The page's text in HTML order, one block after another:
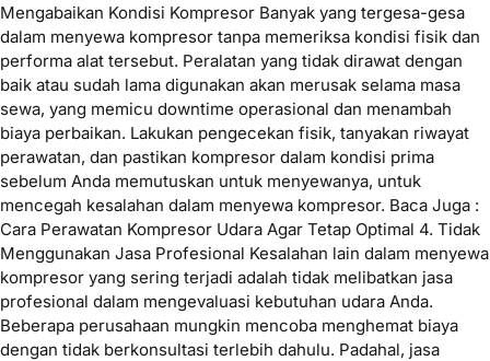
Mengabaikan Kondisi Kompresor Banyak yang tergesa-gesa
dalam menyewa kompresor tanpa memeriksa kondisi fisik dan
performa alat tersebut. Peralatan yang tidak dirawat dengan
baik atau sudah lama digunakan akan merusak selama masa
sewa, yang memicu downtime operasional dan menambah
biaya perbaikan. Lakukan pengecekan fisik, tanyakan riwayat
perawatan, dan pastikan kompresor dalam kondisi prima
sebelum Anda memutuskan untuk menyewanya, untuk
mencegah kesalahan dalam menyewa kompresor. Baca Juga :
Cara Perawatan Kompresor Udara Agar Tetap Optimal 4. Tidak
Menggunakan Jasa Profesional Kesalahan lain dalam menyewa
kompresor yang sering terjadi adalah tidak melibatkan jasa
profesional dalam mengevaluasi kebutuhan udara Anda.
Beberapa perusahaan mungkin mencoba menghemat biaya
dengan tidak berkonsultasi terlebih dahulu. Padahal, jasa